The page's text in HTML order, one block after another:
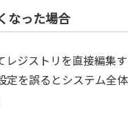
なった場合
レジストリを直接編集す
定を誤るとシステム全体